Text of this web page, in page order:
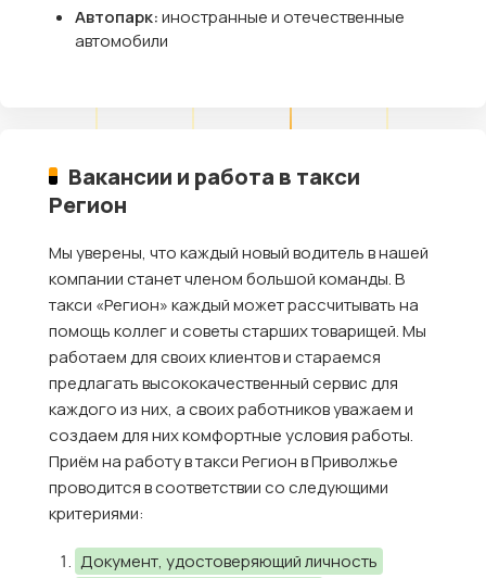
Автопарк:иностранные и отечественные
автомобили
Вакансии и работа в такси
Регион
Мы уверены, что каждый новый водитель в нашей
компании станет членом большой команды. В
такси «Регион» каждый может рассчитывать на
помощь коллег и советы старших товарищей. Мы
работаем для своих клиентов и стараемся
предлагать высококачественный сервис для
каждого из них, а своих работников уважаем и
создаем для них комфортные условия работы.
Приём на работу в такси Регион в Приволжье
проводится в соответствии со следующими
критериями:
Документ, удостоверяющий личность